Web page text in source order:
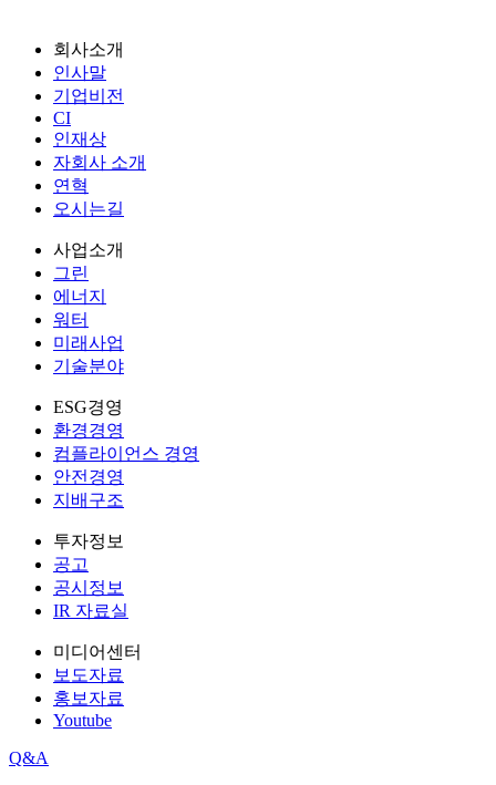
회사소개
인사말
기업비전
CI
인재상
자회사 소개
연혁
오시는길
사업소개
그린
에너지
워터
미래사업
기술분야
ESG경영
환경경영
컴플라이언스 경영
안전경영
지배구조
투자정보
공고
공시정보
IR 자료실
미디어센터
보도자료
홍보자료
Youtube
Q&A